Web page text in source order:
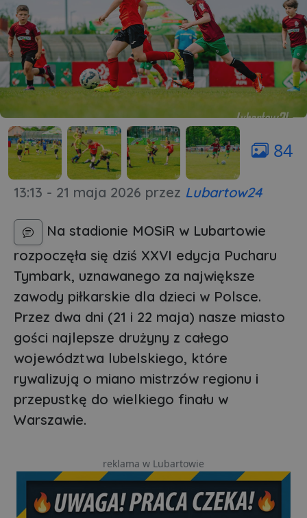
84
13:13 - 21 maja 2026 przez Lubartow24
Na stadionie MOSiR w Lubartowie
rozpoczęła się dziś XXVI edycja Pucharu
Tymbark, uznawanego za największe
zawody piłkarskie dla dzieci w Polsce.
Przez dwa dni (21 i 22 maja) nasze miasto
gości najlepsze drużyny z całego
województwa lubelskiego, które
rywalizują o miano mistrzów regionu i
przepustkę do wielkiego finału w
Warszawie.
reklama w Lubartowie